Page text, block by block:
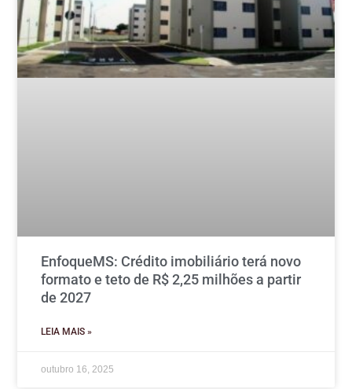
EnfoqueMS: Crédito imobiliário terá novo
formato e teto de R$ 2,25 milhões a partir
de 2027
LEIA MAIS »
outubro 16, 2025